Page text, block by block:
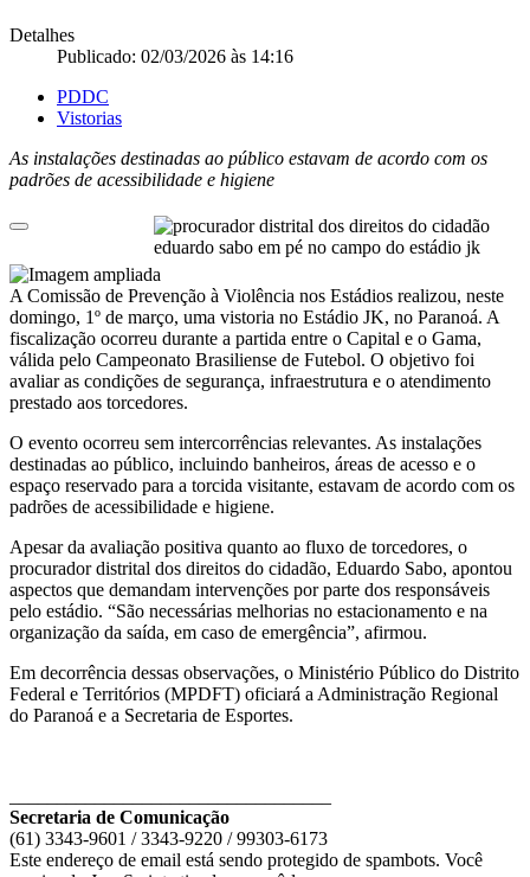
Detalhes
Publicado: 02/03/2026 às 14:16
PDDC
Vistorias
As instalações destinadas ao público estavam de acordo com os
padrões de acessibilidade e higiene
A Comissão de Prevenção à Violência nos Estádios realizou, neste
domingo, 1º de março, uma vistoria no Estádio JK, no Paranoá. A
fiscalização ocorreu durante a partida entre o Capital e o Gama,
válida pelo Campeonato Brasiliense de Futebol. O objetivo foi
avaliar as condições de segurança, infraestrutura e o atendimento
prestado aos torcedores.
O evento ocorreu sem intercorrências relevantes. As instalações
destinadas ao público, incluindo banheiros, áreas de acesso e o
espaço reservado para a torcida visitante, estavam de acordo com os
padrões de acessibilidade e higiene.
Apesar da avaliação positiva quanto ao fluxo de torcedores, o
procurador distrital dos direitos do cidadão, Eduardo Sabo, apontou
aspectos que demandam intervenções por parte dos responsáveis
pelo estádio. “São necessárias melhorias no estacionamento e na
organização da saída, em caso de emergência”, afirmou.
Em decorrência dessas observações, o Ministério Público do Distrito
Federal e Territórios (MPDFT) oficiará a Administração Regional
do Paranoá e a Secretaria de Esportes.
Secretaria de Comunicação
(61) 3343-9601 / 3343-9220 / 99303-6173
Este endereço de email está sendo protegido de spambots. Você